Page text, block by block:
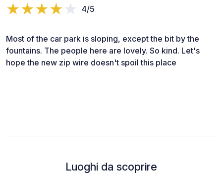
4/5
Most of the car park is sloping, except the bit by the
fountains. The people here are lovely. So kind. Let's
hope the new zip wire doesn't spoil this place
Luoghi da scoprire